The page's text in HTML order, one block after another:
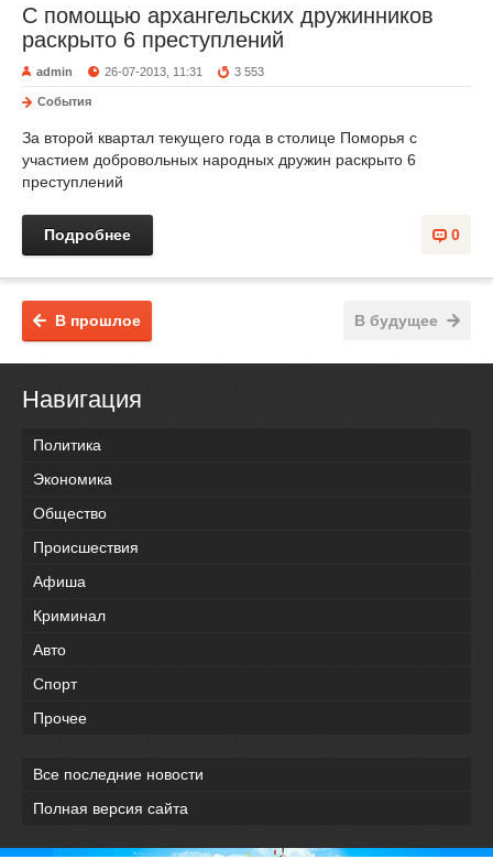
С помощью архангельских дружинников
раскрыто 6 преступлений
admin 26-07-2013, 11:31 3 553
События
За второй квартал текущего года в столице Поморья с
участием добровольных народных дружин раскрыто 6
преступлений
0
Подробнее
В будущее
В прошлое
Навигация
Политика
Экономика
Общество
Происшествия
Афиша
Криминал
Авто
Спорт
Прочее
Все последние новости
Полная версия сайта